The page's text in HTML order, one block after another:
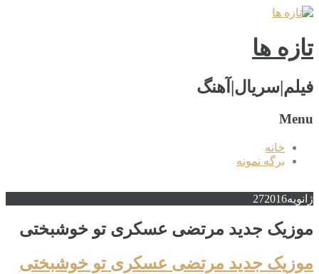
تازه ها
فیلم|سریال|آهنگ
Menu
خانه
برگه نمونه
ژانویه 272016
موزیک جدید مرتضی عسکری تو خوشبختی
موزیک جدید مرتضی عسکری تو خوشبختی